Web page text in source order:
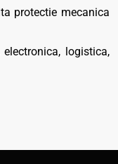
protectie mecanica
logistica,